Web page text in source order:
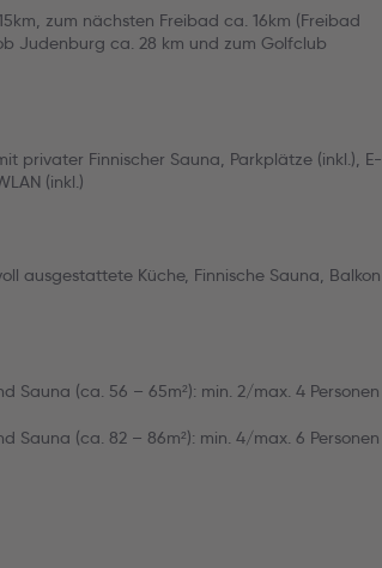
zum nächsten Freibad ca. 16km (Freibad
Judenburg ca. 28 km und zum Golfclub
privater Finnischer Sauna, Parkplätze (inkl.), E-
(inkl.)
ausgestattete Küche, Finnische Sauna, Balkon
Sauna (ca. 56 – 65m²): min. 2/max. 4 Personen
Sauna (ca. 82 – 86m²): min. 4/max. 6 Personen